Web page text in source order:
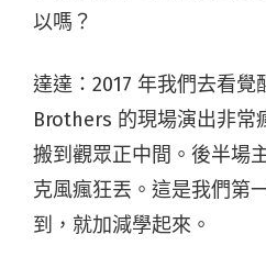
以嗎？
達達：2017 年我們去看覺
Brothers 的現場演出非常
搬到觀眾正中間。後半場
克風瘋狂丟。這是我們第
到，就加減學起來。